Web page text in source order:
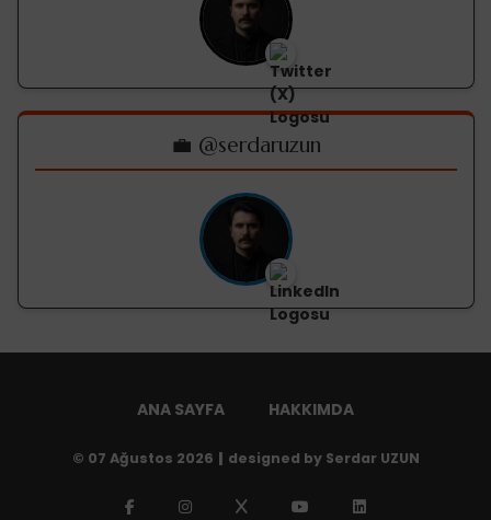
💼 @serdaruzun
ANA SAYFA HAKKIMDA
© 07 Ağustos 2026 designed by Serdar UZUN